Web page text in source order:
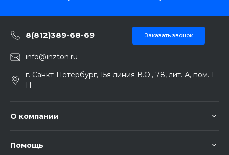
8(812)389-68-69 Заказать звонок
info@inzton.ru
г. Санкт-Петербург, 15я линия В.О., 78, лит. А, пом. 1-
Н
О компании
Помощь